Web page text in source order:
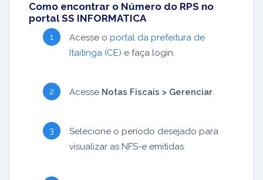
Como encontrar o Número do RPS no
portal SS INFORMATICA
Acesse o portal da prefeitura de
Itaitinga (CE) e faça login.
Acesse Notas Fiscais > Gerenciar.
Selecione o período desejado para
visualizar as NFS-e emitidas.